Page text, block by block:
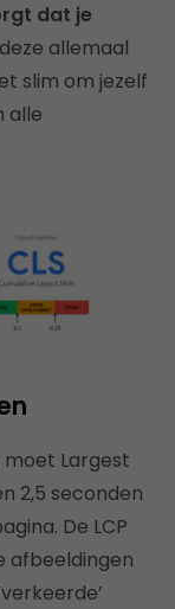
dat je
allemaal
slim om jezelf
alle
Largest
2,5 seconden
De LCP
afbeeldingen